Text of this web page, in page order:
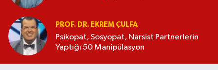
PROF. DR. EKREM ÇULFA
Psikopat, Sosyopat, Narsist Partnerlerin
Yaptığı 50 Manipülasyon